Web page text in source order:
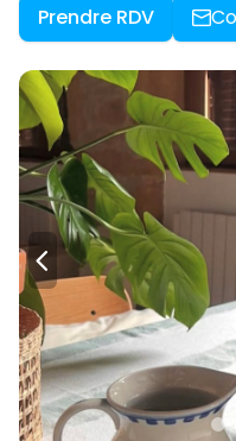
Prendre RDV